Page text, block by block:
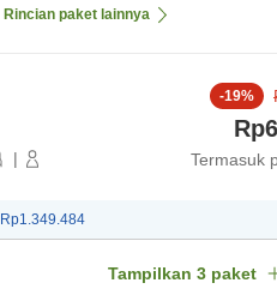
Rincian paket lainnya
|
-19%
Termasuk
Rp1.349.484
Tampilkan 3 paket